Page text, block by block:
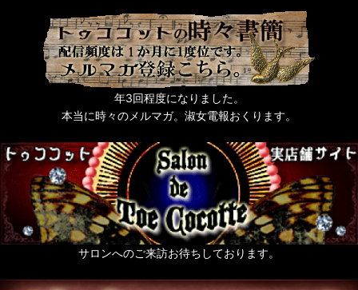
年3回程度になりました。
本当に時々のメルマガ。淑女電報おくります。
サロンへのご来訪お待ちしております。